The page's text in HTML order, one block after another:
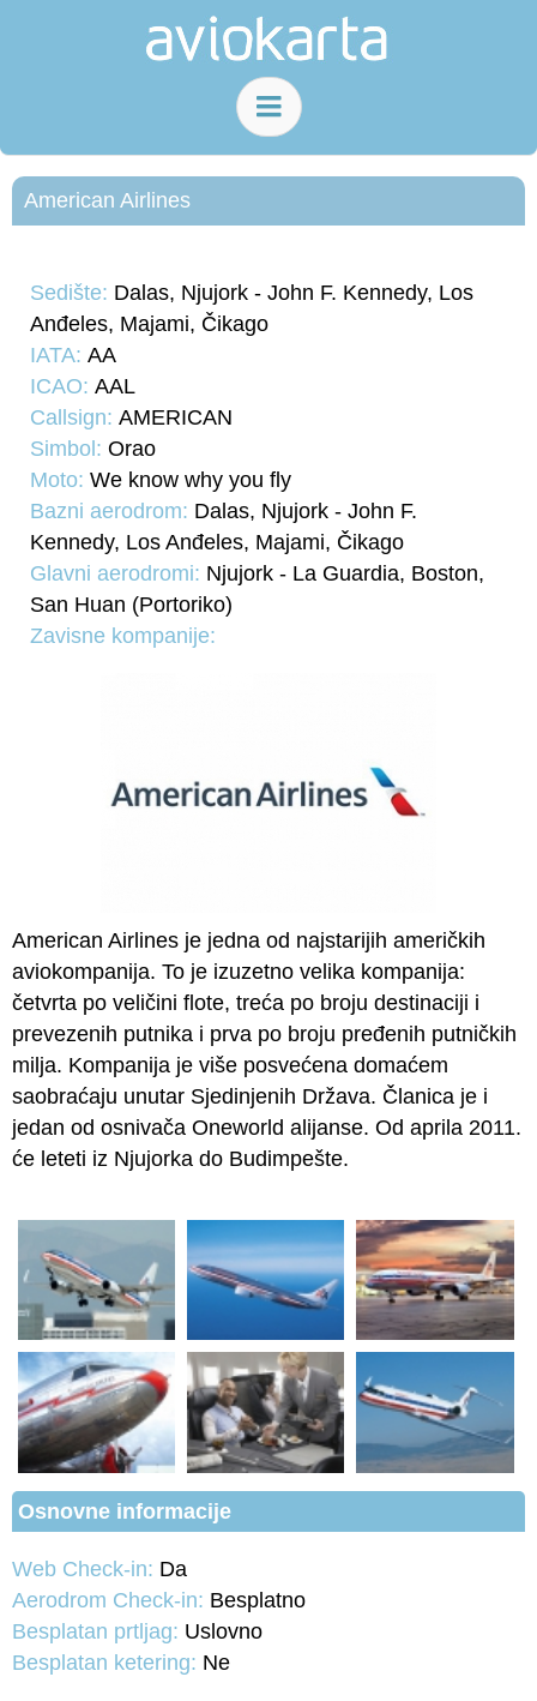
American Airlines
Sedište: Dalas, Njujork - John F. Kennedy, Los
Anđeles, Majami, Čikago
IATA: AA
ICAO: AAL
Callsign: AMERICAN
Simbol: Orao
Moto: We know why you fly
Bazni aerodrom: Dalas, Njujork - John F.
Kennedy, Los Anđeles, Majami, Čikago
Glavni aerodromi: Njujork - La Guardia, Boston,
San Huan (Portoriko)
Zavisne kompanije:
American Airlines je jedna od najstarijih američkih
aviokompanija. To je izuzetno velika kompanija:
četvrta po veličini flote, treća po broju destinaciji i
prevezenih putnika i prva po broju pređenih putničkih
milja. Kompanija je više posvećena domaćem
saobraćaju unutar Sjedinjenih Država. Članica je i
jedan od osnivača Oneworld alijanse. Od aprila 2011.
će leteti iz Njujorka do Budimpešte.
Osnovne informacije
Web Check-in: Da
Aerodrom Check-in: Besplatno
Besplatan prtljag: Uslovno
Besplatan ketering: Ne